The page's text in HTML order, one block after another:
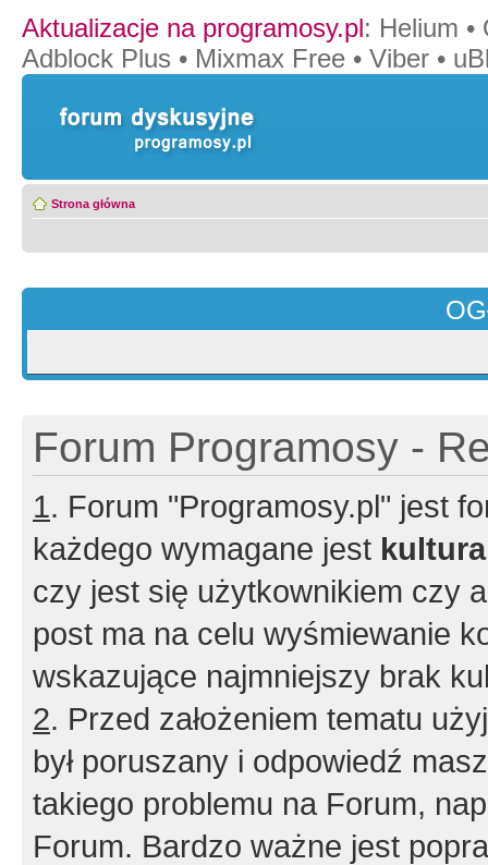
Aktualizacje na programosy.pl: Helium •
Adblock Plus • Mixmax Free • Viber •
Strona główna
Forum Programosy -
1. Forum "Programosy.pl" jest
każdego wymagane jest
czy jest się użytkownikiem czy
post ma na celu wyśmiewanie
wskazujące najmniejszy brak
2. Przed założeniem tematu
był poruszany i odpowiedź
takiego problemu na Forum,
Forum. Bardzo ważne jest